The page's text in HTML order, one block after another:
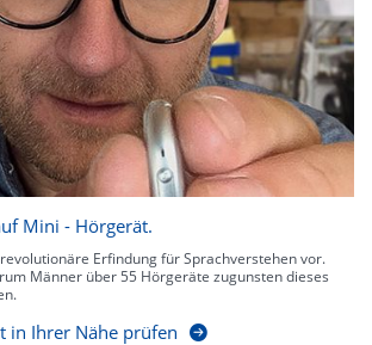
Mini - Hörgerät.
Erfindung für Sprachverstehen vor.
Männer über 55 Hörgeräte zugunsten dieses
in Ihrer Nähe prüfen